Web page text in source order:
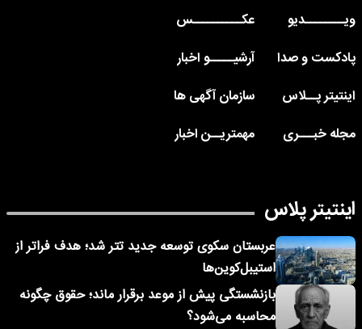
ویــــــــدیو
عکــــــــــس
پادکست و صدا
آرشیـــــو اخبار
اینتیتر پــلاس
سازمان آگهی ها
مجله خبـــری
مهمتریــن اخبار
اینتیتر پلاس
عربستان سکوی توسعه جدید تتر شد؛ هدف فراتر از
استیبل‌کوین‌ها
بازنشستگی پیش از موعد برقرار ماند؛ حقوق چگونه
محاسبه می‌شود؟